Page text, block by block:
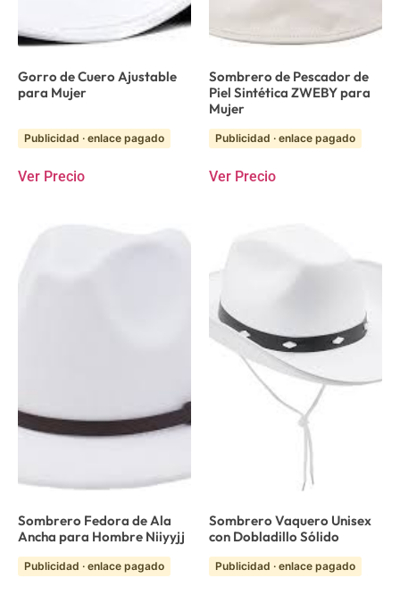
Gorro de Cuero Ajustable
para Mujer
Publicidad · enlace pagado
Ver Precio
Sombrero de Pescador de
Piel Sintética ZWEBY para
Mujer
Publicidad · enlace pagado
Ver Precio
Sombrero Fedora de Ala
Ancha para Hombre Niiyyjj
Publicidad · enlace pagado
Sombrero Vaquero Unisex
con Dobladillo Sólido
Publicidad · enlace pagado